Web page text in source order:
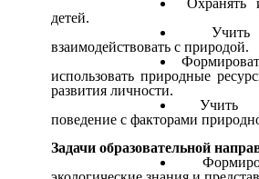
Охранять
детей.
взаимодействовать с природой.
использовать природные
развития личности.
Учить
поведение с факторами
Задачи образовательной